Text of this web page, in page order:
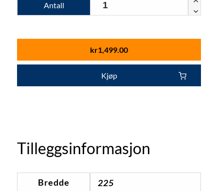
Antall
kr1,499.00
Kjøp
Tilleggsinformasjon
Bredde 225